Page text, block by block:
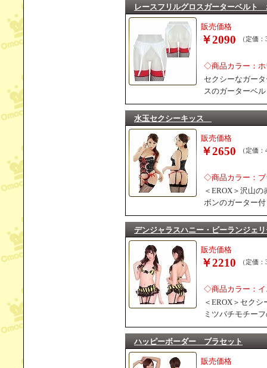
レースフリルグロスガーターベルト
販売価格
￥2090 （定価
◇商品カラー：ホ
セクシーなガー
スのガーターベ
水玉セクシーキッス
販売価格
￥2650 （定価
◇商品カラー：ブ
＜EROX＞沢山
ボンのガーター
デンジャラスハニー・ビーランジェ
販売価格
￥2210 （定価
◇商品カラー：イ
＜EROX＞セク
ミツバチモチー
ハッピーボーダー ブラセット
販売価格